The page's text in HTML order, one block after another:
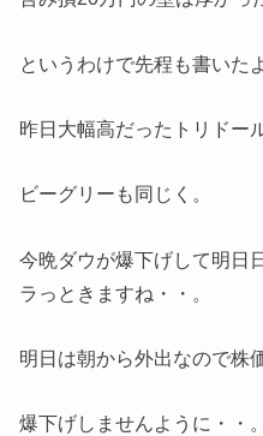
というわけで先程も書いた
昨日大幅高だったトリドー
ビーグリーも同じく。
今晩ダウが爆下げして明日
ラっときますね・・。
明日は朝から外出なので株
爆下げしませんように・・。